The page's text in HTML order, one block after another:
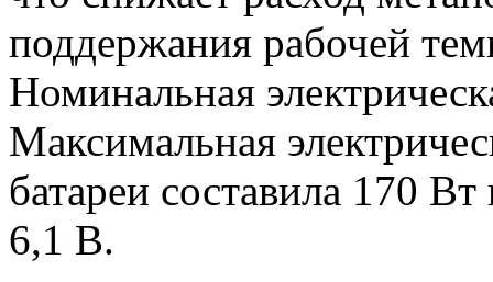
поддержания рабочей
Номинальная
Максимальная
батареи составила 170
6,1 В.